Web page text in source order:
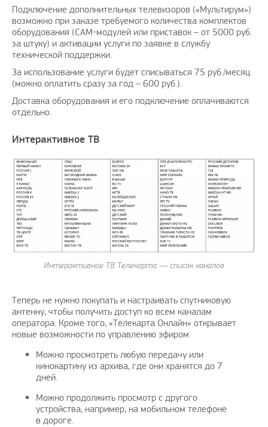
Подключение дополнительных телевизоров («Мультирум»)
возможно при заказе требуемого количества комплектов
оборудования (CAM-модулей или приставок – от 5000 руб.
за штуку) и активации услуги по заявке в службу
технической поддержки.
За использование услуги будет списываться 75 руб./месяц
(можно оплатить сразу за год – 600 руб.).
Доставка оборудования и его подключение оплачиваются
отдельно.
Интерактивное ТВ
Интерактивное ТВ Телекарта — список каналов
Теперь не нужно покупать и настраивать спутниковую
антенну, чтобы получить доступ ко всем каналам
оператора. Кроме того, «Телекарта Онлайн» открывает
новые возможности по управлению эфиром:
Можно просмотреть любую передачу или
кинокартину из архива, где они хранятся до 7
дней.
Можно продолжить просмотр с другого
устройства, например, на мобильном телефоне
в дороге.